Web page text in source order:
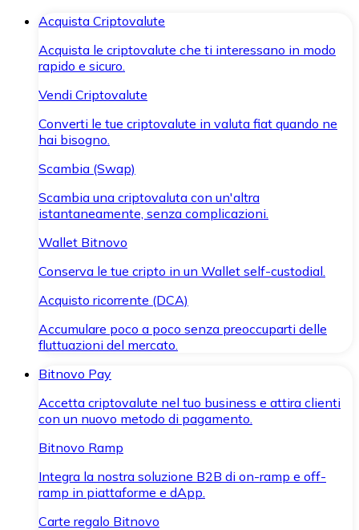
Acquista Criptovalute
Acquista le criptovalute che ti interessano in modo
rapido e sicuro.
Vendi Criptovalute
Converti le tue criptovalute in valuta fiat quando ne
hai bisogno.
Scambia (Swap)
Scambia una criptovaluta con un'altra
istantaneamente, senza complicazioni.
Wallet Bitnovo
Conserva le tue cripto in un Wallet self-custodial.
Acquisto ricorrente (DCA)
Accumulare poco a poco senza preoccuparti delle
fluttuazioni del mercato.
Bitnovo Pay
Accetta criptovalute nel tuo business e attira clienti
con un nuovo metodo di pagamento.
Bitnovo Ramp
Integra la nostra soluzione B2B di on-ramp e off-
ramp in piattaforme e dApp.
Carte regalo Bitnovo